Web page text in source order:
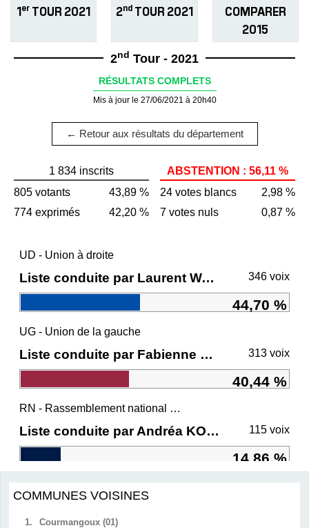
1er TOUR 2021 2ndTOUR 2021
COMPARER
2015
2nd Tour - 2021
RÉSULTATS COMPLETS
Mis à jour le 27/06/2021 à 20h40
← Retour aux résultats du département
1 834 inscrits
805 votants
43,89 %
774 exprimés
42,20 %
ABSTENTION : 56,11 %
24 votes blancs
2,98 %
7 votes nuls
0,87 %
UD - Union à droite
Liste conduite par Laurent WAUQUIEZ 346 voix
44,70 %
UG - Union de la gauche
Liste conduite par Fabienne GREBERT 313 voix
40,44 %
RN - Rassemblement national et ses alliés
Liste conduite par Andréa KOTARAC 115 voix
14,86 %
COMMUNES VOISINES
1.
Courmangoux (01)